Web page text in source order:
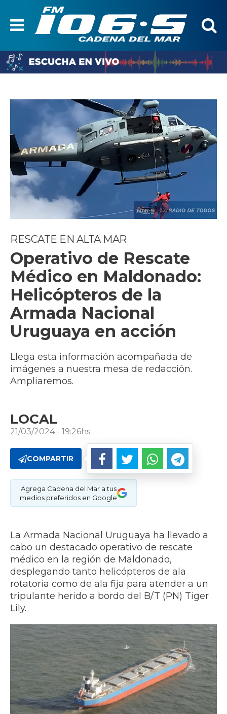
RESCATE EN ALTA MAR
Operativo de Rescate
Médico en Maldonado:
Helicópteros de la
Armada Nacional
Uruguaya en acción
Llega esta información acompañada de
imágenes a nuestra mesa de redacción.
Ampliaremos.
LOCAL
21/03/2024 - 19:26hs
COMPARTIR
Agrega Cadena del Mar a tus
medios preferidos en Google
La Armada Nacional Uruguaya ha llevado a
cabo un destacado operativo de rescate
médico en la región de Maldonado,
desplegando tanto helicópteros de ala
rotatoria como de ala fija para atender a un
tripulante herido a bordo del B/T (PN) Tiger
Lily.